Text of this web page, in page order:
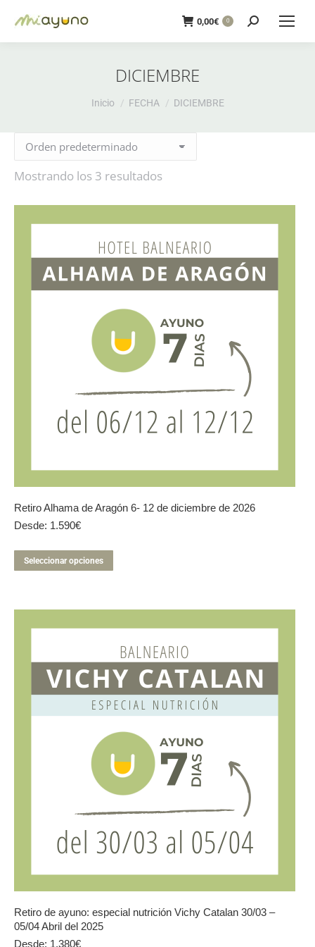
0,00€ 0 Buscar:
DICIEMBRE
Estás aquí:
Inicio FECHA DICIEMBRE
Mostrando los 3 resultados
Retiro Alhama de Aragón 6- 12 de diciembre de 2026
Desde: 1.590€
Seleccionar opciones
producto
variantes.
Las
se
pueden
elegir
en
la
producto
Retiro de ayuno: especial nutrición Vichy Catalan 30/03 –
05/04 Abril del 2025
Desde: 1.380€